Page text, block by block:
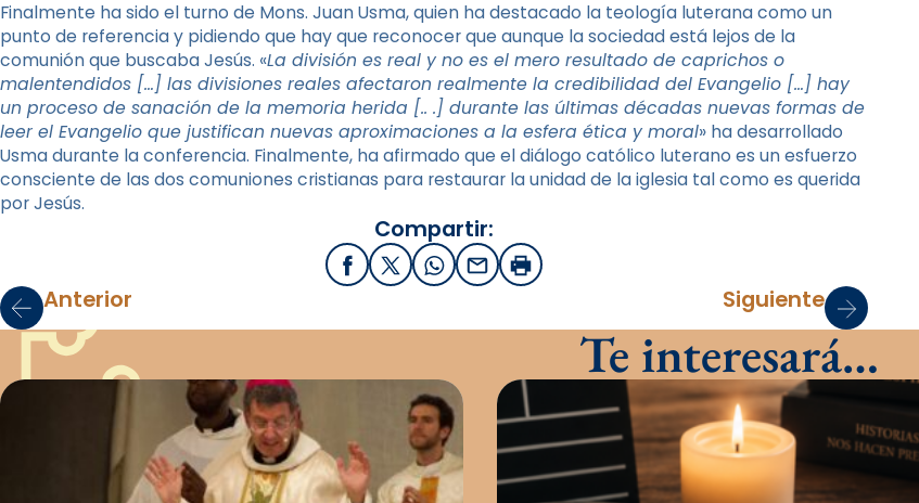
Finalmente ha sido el turno de Mons. Juan Usma, quien ha destacado la teología luterana como un
punto de referencia y pidiendo que hay que reconocer que aunque la sociedad está lejos de la
comunión que buscaba Jesús. «La división es real y no es el mero resultado de caprichos o
malentendidos […] las divisiones reales afectaron realmente la credibilidad del Evangelio […] hay
un proceso de sanación de la memoria herida [.. .] durante las últimas décadas nuevas formas de
leer el Evangelio que justifican nuevas aproximaciones a la esfera ética y moral» ha desarrollado
Usma durante la conferencia. Finalmente, ha afirmado que el diálogo católico luterano es un esfuerzo
consciente de las dos comuniones cristianas para restaurar la unidad de la iglesia tal como es querida
por Jesús.
Compartir:
FacebookX / Twitter
WhatsApp
EmailImprimir
Anterior Siguiente
Te interesará…